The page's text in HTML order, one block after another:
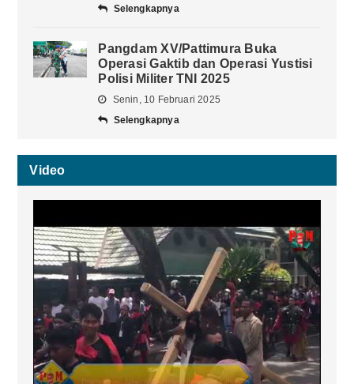
Selengkapnya
Pangdam XV/Pattimura Buka
Operasi Gaktib dan Operasi Yustisi
Polisi Militer TNI 2025
Senin, 10 Februari 2025
Selengkapnya
Video